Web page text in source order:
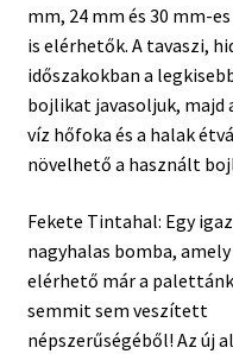
mm, 24 mm és 30 mm-
is elérhetők. A tavaszi,
időszakokban a
bojlikat javasoljuk, majd
víz hőfoka és a halak
növelhető a használt
Fekete Tintahal: Egy
nagyhalas bomba, amely
elérhető már a
semmit sem veszített
népszerűségéből! Az új